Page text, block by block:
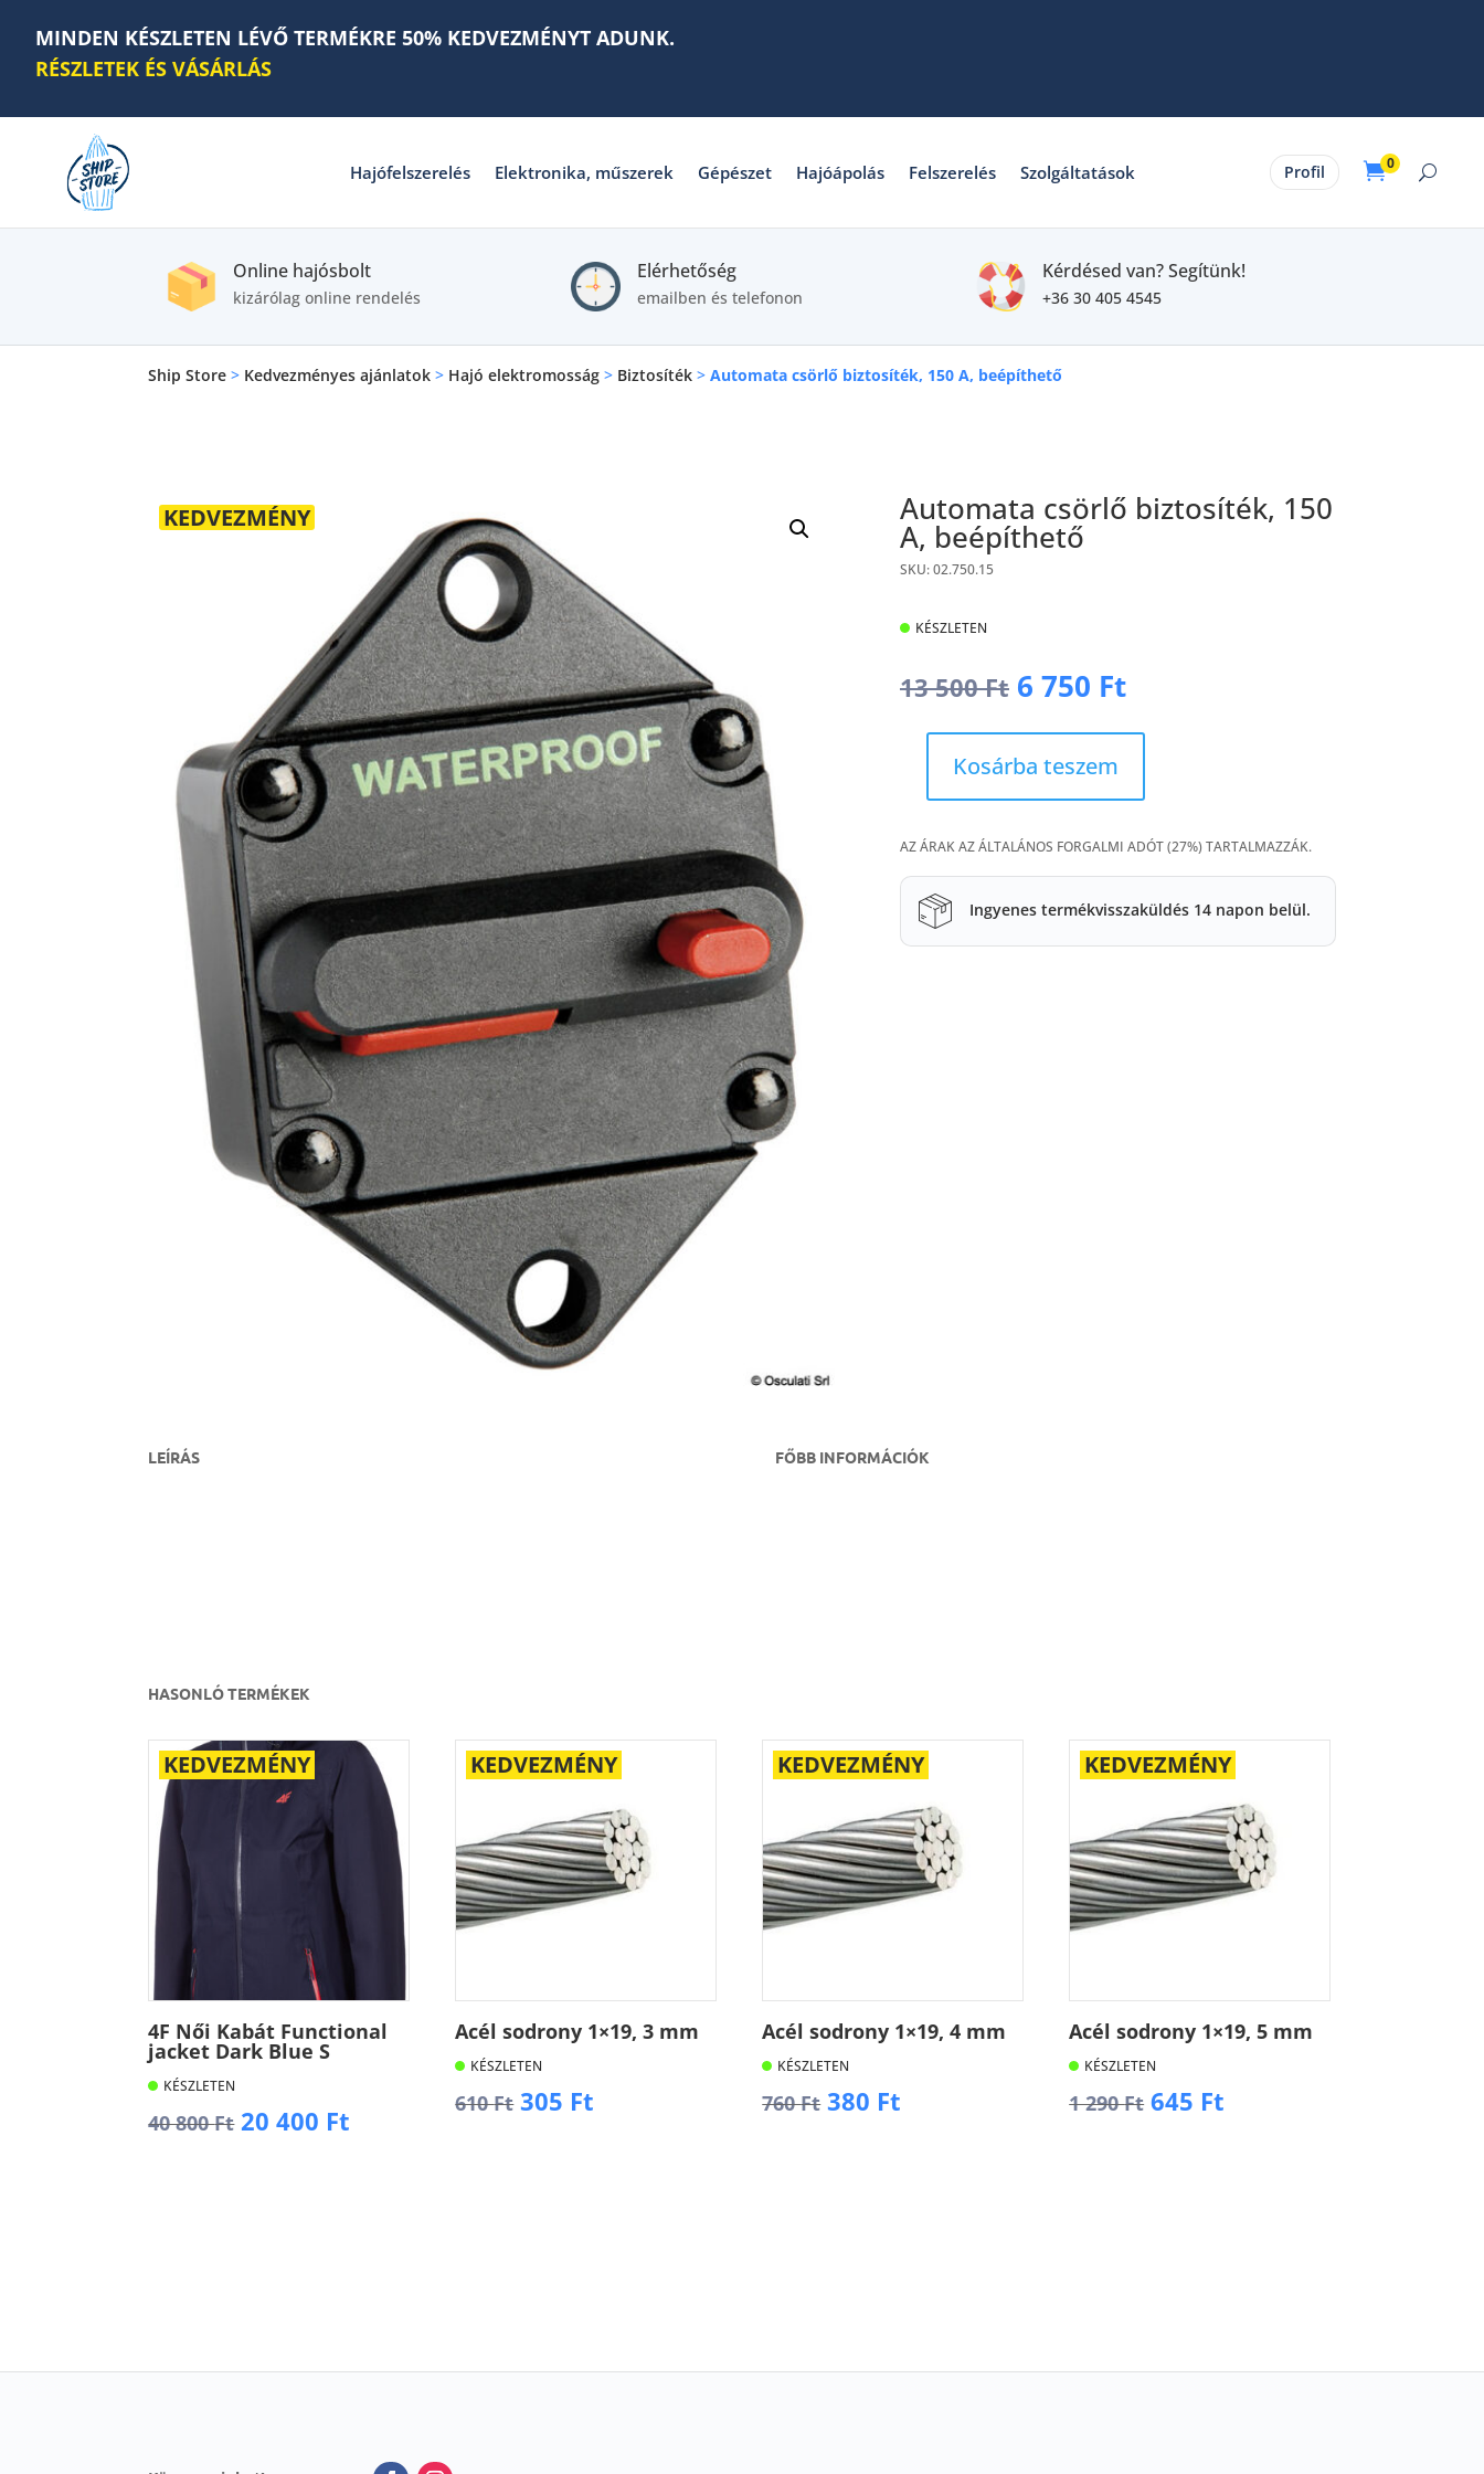
MINDEN KÉSZLETEN LÉVŐ TERMÉKRE 50% KEDVEZMÉNYT ADUNK.
RÉSZLETEK ÉS VÁSÁRLÁS
Hajófelszerelés Elektronika, műszerek Gépészet Hajóápolás Felszerelés Szolgáltatások Profil 0
Online hajósbolt
kizárólag online rendelés
Elérhetőség
emailben és telefonon
Kérdésed van? Segítünk!
+36 30 405 4545
Ship Store > Kedvezményes ajánlatok > Hajó elektromosság > Biztosíték >Automata csörlő biztosíték, 150 A, beépíthető
KEDVEZMÉNY Automata csörlő biztosíték, 150
A, beépíthető
SKU: 02.750.15
KÉSZLETEN
13 500Ft Original
price
was:
13
500 Ft.
6 750 FtCurrent
price
is:
Automata
csörlő
150
A,
beépíthető
mennyiség
Kosárba teszem
AZ ÁRAK AZ ÁLTALÁNOS FORGALMI ADÓT (27%) TARTALMAZZÁK.
Ingyenes termékvisszaküldés 14 napon belül.
LEÍRÁS FŐBB INFORMÁCIÓK
HASONLÓ TERMÉKEK
KEDVEZMÉNY
4F Női Kabát Functional
jacket Dark Blue S
KÉSZLETEN
40 800Ft Original
20 400 Ft
KEDVEZMÉNY
Acél sodrony 1×19, 3 mm
KÉSZLETEN
610Ft Original
305 Ft
KEDVEZMÉNY
Acél sodrony 1×19, 4 mm
KÉSZLETEN
760Ft Original
380 Ft
KEDVEZMÉNY
Acél sodrony 1×19, 5 mm
KÉSZLETEN
1 290Ft Original
645 Ft